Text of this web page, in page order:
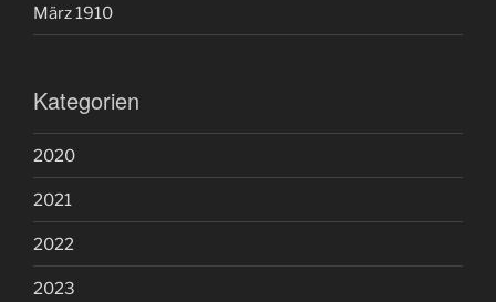
März 1910
Kategorien
2020
2021
2022
2023